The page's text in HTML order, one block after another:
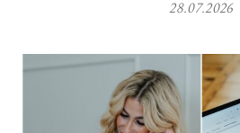
28.07.2026